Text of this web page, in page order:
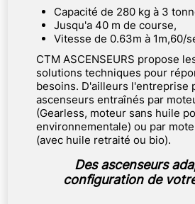
Capacité de 280 kg à 3
Jusqu'a 40 m de course,
Vitesse de 0.63m à 1m,60/
CTM ASCENSEURS propose
solutions techniques pour
besoins. D'ailleurs l'entreprise
ascenseurs entraînés par
(Gearless, moteur sans huile
environnementale) ou par
(avec huile retraité ou bio).
Des ascenseurs
configuration de